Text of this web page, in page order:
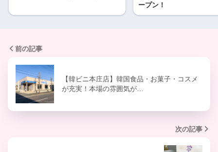
ープン！
前の記事
【韓ビニ本庄店】韓国食品・お菓子・コスメ
が充実！本場の雰囲気が…
次の記事